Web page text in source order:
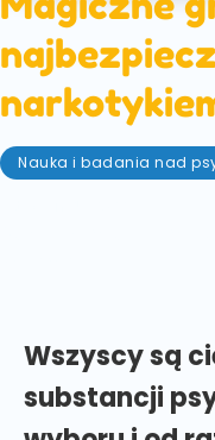
Nauka i badania nad
Wszyscy są
substancji